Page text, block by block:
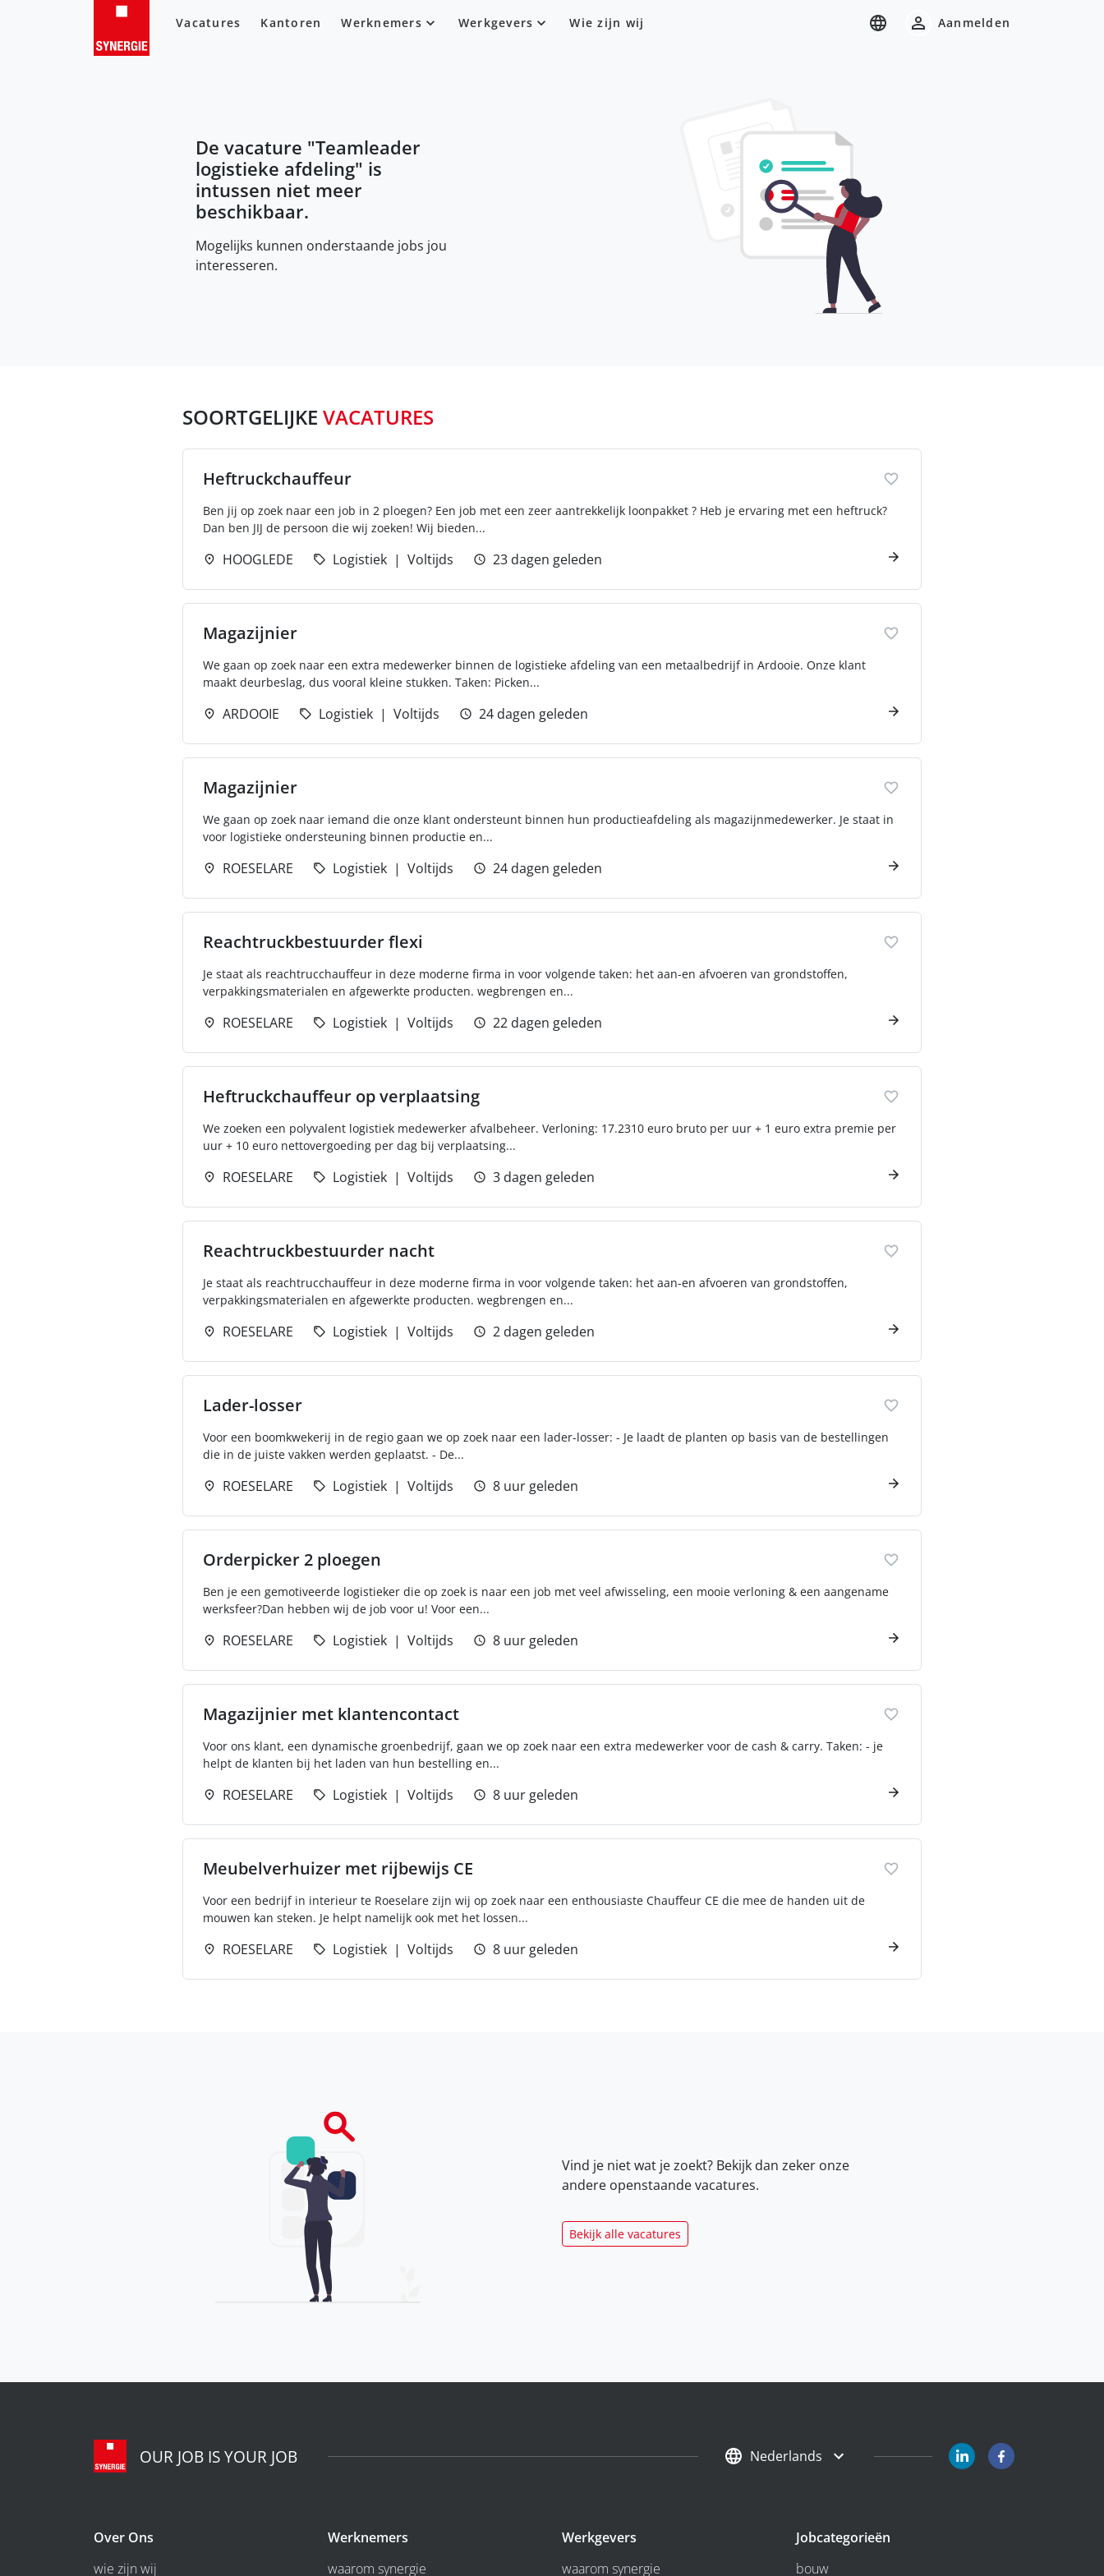
Vacatures Kantoren Werknemers Werkgevers Wie zijn wij Aanmelden
De vacature "Teamleader
logistieke afdeling" is
intussen niet meer
beschikbaar.
Mogelijks kunnen onderstaande jobs jou
interesseren.
SOORTGELIJKE VACATURES
Heftruckchauffeur
Ben jij op zoek naar een job in 2 ploegen? Een job met een zeer aantrekkelijk loonpakket ? Heb je ervaring met een heftruck?
Dan ben JIJ de persoon die wij zoeken! Wij bieden...
HOOGLEDE Logistiek Voltijds 23 dagen geleden
Magazijnier
We gaan op zoek naar een extra medewerker binnen de logistieke afdeling van een metaalbedrijf in Ardooie. Onze klant
maakt deurbeslag, dus vooral kleine stukken. Taken: Picken...
ARDOOIE Logistiek Voltijds 24 dagen geleden
Magazijnier
We gaan op zoek naar iemand die onze klant ondersteunt binnen hun productieafdeling als magazijnmedewerker. Je staat in
voor logistieke ondersteuning binnen productie en...
ROESELARE Logistiek Voltijds 24 dagen geleden
Reachtruckbestuurder flexi
Je staat als reachtrucchauffeur in deze moderne firma in voor volgende taken: het aan-en afvoeren van grondstoffen,
verpakkingsmaterialen en afgewerkte producten. wegbrengen en...
ROESELARE Logistiek Voltijds 22 dagen geleden
Heftruckchauffeur op verplaatsing
We zoeken een polyvalent logistiek medewerker afvalbeheer. Verloning: 17.2310 euro bruto per uur + 1 euro extra premie per
uur + 10 euro nettovergoeding per dag bij verplaatsing...
ROESELARE Logistiek Voltijds 3 dagen geleden
Reachtruckbestuurder nacht
Je staat als reachtrucchauffeur in deze moderne firma in voor volgende taken: het aan-en afvoeren van grondstoffen,
verpakkingsmaterialen en afgewerkte producten. wegbrengen en...
ROESELARE Logistiek Voltijds 2 dagen geleden
Lader-losser
Voor een boomkwekerij in de regio gaan we op zoek naar een lader-losser: - Je laadt de planten op basis van de bestellingen
die in de juiste vakken werden geplaatst. - De...
ROESELARE Logistiek Voltijds 8 uur geleden
Orderpicker 2 ploegen
Ben je een gemotiveerde logistieker die op zoek is naar een job met veel afwisseling, een mooie verloning & een aangename
werksfeer?Dan hebben wij de job voor u! Voor een...
ROESELARE Logistiek Voltijds 8 uur geleden
Magazijnier met klantencontact
Voor ons klant, een dynamische groenbedrijf, gaan we op zoek naar een extra medewerker voor de cash & carry. Taken: - je
helpt de klanten bij het laden van hun bestelling en...
ROESELARE Logistiek Voltijds 8 uur geleden
Meubelverhuizer met rijbewijs CE
Voor een bedrijf in interieur te Roeselare zijn wij op zoek naar een enthousiaste Chauffeur CE die mee de handen uit de
mouwen kan steken. Je helpt namelijk ook met het lossen...
ROESELARE Logistiek Voltijds 8 uur geleden
Vind je niet wat je zoekt? Bekijk dan zeker onze
andere openstaande vacatures.
Bekijk alle vacatures
OUR JOB IS YOUR JOB Nederlands
Over Ons
wie zijn wij
Werknemers
waarom synergie
Werkgevers
waarom synergie
Jobcategorieën
bouw